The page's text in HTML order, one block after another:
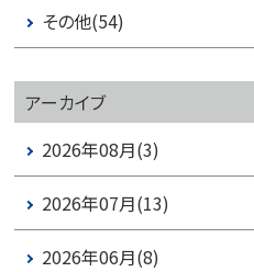
その他(54)
アーカイブ
2026年08月(3)
2026年07月(13)
2026年06月(8)